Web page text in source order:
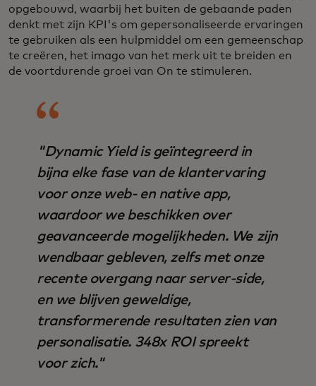
opgebouwd, waarbij het buiten de gebaande paden
denkt met zijn KPI's om gepersonaliseerde ervaringen
te gebruiken als een hulpmiddel om een gemeenschap
te creëren, het imago van het merk uit te breiden en
de voortdurende groei van On te stimuleren.
"Dynamic Yield is geïntegreerd in
bijna elke fase van de klantervaring
voor onze web- en native app,
waardoor we beschikken over
geavanceerde mogelijkheden. We zijn
wendbaar gebleven, zelfs met onze
recente overgang naar server-side,
en we blijven geweldige,
transformerende resultaten zien van
personalisatie. 348x ROI spreekt
voor zich."